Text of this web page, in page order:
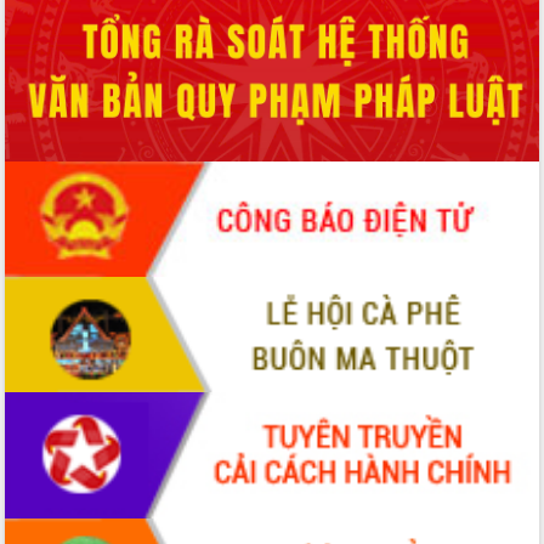
Xây dựng nông thôn mới: Nâng cao đời
sống người dân từ những mô hình thiết
thực
Quyết liệt tháo gỡ vướng mắc, đẩy
nhanh tiến độ các dự án trọng điểm
trong Khu kinh tế Nam Phú Yên
Hòn Yến phát triển du lịch gắn với bảo
tồn biển
Lấy ý kiến điều chỉnh Quy hoạch tỉnh
Đắk Lắk thời kỳ 2021-2030, tầm nhìn
Phát động chiến dịch 30 ngày đêm
giải phóng mặt bằng Tuyến đường bộ
ven biển
Đắk Lắk nỗ lực thúc đẩy tăng trưởng
kinh tế từ 10% trở lên trong Quý
II/2026
Đắk Lắk ký kết thỏa thuận hợp tác về
chuyển đổi số giai đoạn 2026 – 2030
với Tập đoàn Bưu chính Viễn thông